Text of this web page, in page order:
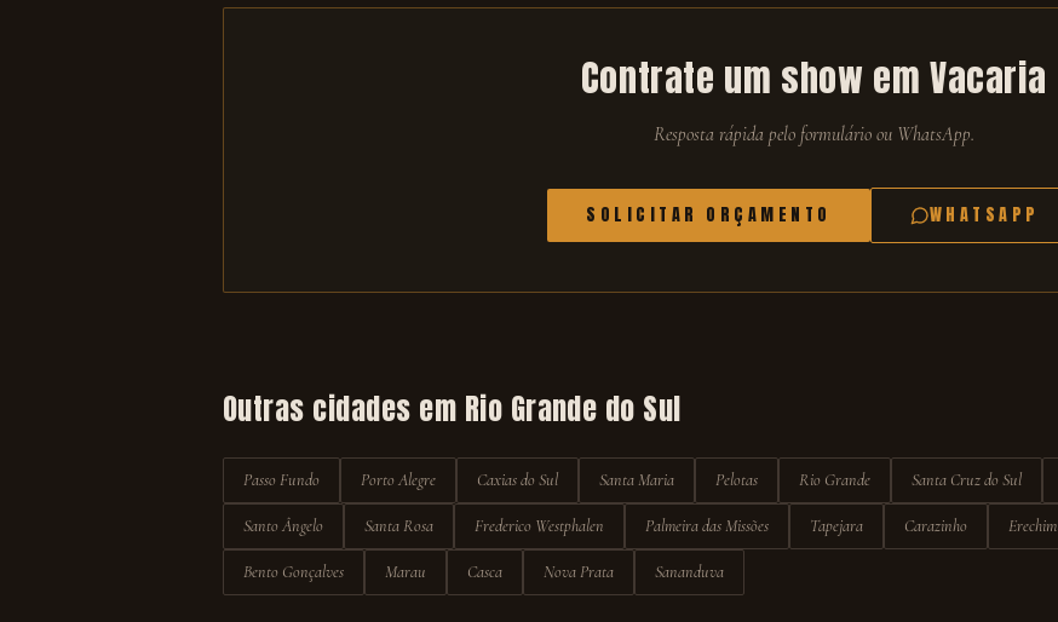
Contrate um show em Vacaria
Resposta rápida pelo formulário ou WhatsApp.
SOLICITAR ORÇAMENTO WHATSAPP
Outras cidades em Rio Grande do Sul
Passo Fundo Porto Alegre Caxias do Sul Santa Maria Pelotas Rio Grande Santa Cruz do Sul
Santo Ângelo Santa Rosa Frederico Westphalen Palmeira das Missões Tapejara Carazinho Erechim
Bento Gonçalves Marau Casca Nova Prata Sananduva